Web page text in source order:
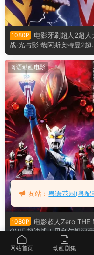
1080P
电影牙刷超人2超人
战·光与影 哉阿斯奥特曼2超
大战·光与影粤语版
粤语动画电影
1080P
电影超人Zero THE
OVIE 超决战！贝利尔银河帝
国 赛罗奥特曼超决战！贝利
银河帝国粤语版
粤语动画电影
网站首页 动画剧集
友站：粤语花园(粤配